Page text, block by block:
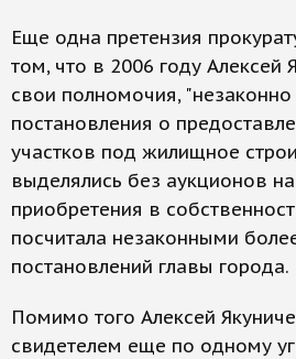
Еще одна претензия
том, что в 2006 году Алексей
свои полномочия,
постановления о
участков под жилищное
выделялись без аукционов
приобретения в
посчитала незаконными
постановлений главы города.
Помимо того Алексей
свидетелем еще по одному